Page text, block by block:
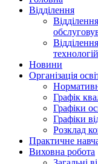
Відділення
технологій
Новини
Організація
Графік
Графіки
Графіки
Розклад
Практичне
Виховна робота